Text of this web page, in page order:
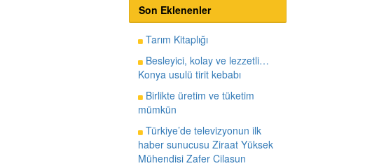
Son Eklenenler
Tarım Kitaplığı
Besleyici, kolay ve lezzetli…
Konya usulü tirit kebabı
Birlikte üretim ve tüketim
mümkün
Türkiye’de televizyonun ilk
haber sunucusu Ziraat Yüksek
Mühendisi Zafer Cilasun